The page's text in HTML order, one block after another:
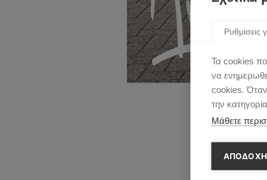
Ρυθμίσεις
Τα cookies
να
cookies.
την
Μάθετε